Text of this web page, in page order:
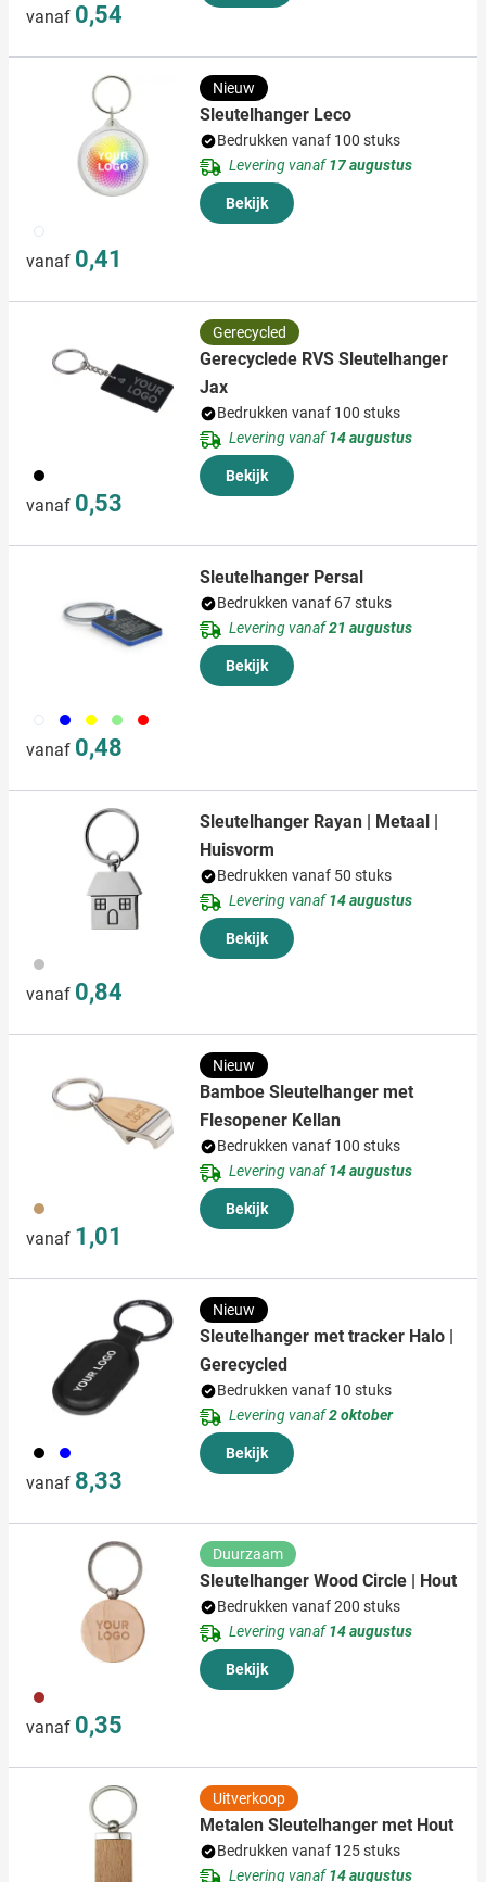
vanaf 0,54
021
vanaf 0,41
Nieuw
Sleutelhanger Leco
Bedrukken vanaf 100 stuks
Levering vanaf17 augustus
Bekijk
001
vanaf 0,53
Gerecycled
Gerecyclede RVS Sleutelhanger
Jax
Bedrukken vanaf 100 stuks
Levering vanaf14 augustus
Bekijk
002 005 006 029 008
vanaf 0,48
Sleutelhanger Persal
Bedrukken vanaf 67 stuks
Levering vanaf21 augustus
Bekijk
032
vanaf 0,84
Sleutelhanger Rayan | Metaal |
Huisvorm
Bedrukken vanaf 50 stuks
Levering vanaf14 augustus
Bekijk
011
vanaf 1,01
Nieuw
Bamboe Sleutelhanger met
Flesopener Kellan
Bedrukken vanaf 100 stuks
Levering vanaf14 augustus
Bekijk
001 005
vanaf 8,33
Nieuw
Sleutelhanger met tracker Halo |
Gerecycled
Bedrukken vanaf 10 stuks
Levering vanaf2 oktober
Bekijk
011
vanaf 0,35
Duurzaam
Sleutelhanger Wood Circle | Hout
Bedrukken vanaf 200 stuks
Levering vanaf14 augustus
Bekijk
Uitverkoop
Metalen Sleutelhanger met Hout
Bedrukken vanaf 125 stuks
Levering vanaf14 augustus